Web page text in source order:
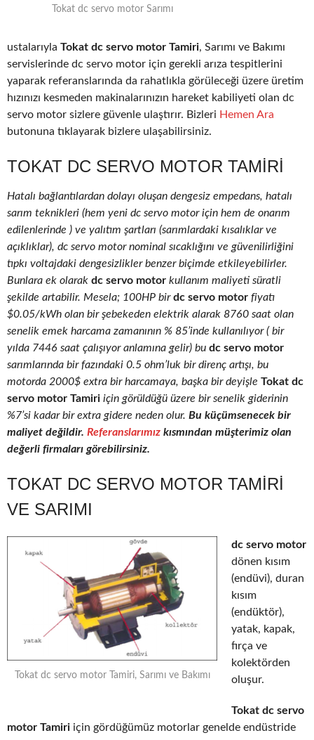
Tokat dc servo motor Sarımı
ustalarıyla Tokat dc servo motor Tamiri, Sarımı ve Bakımı
servislerinde dc servo motor için gerekli arıza tespitlerini
yaparak referanslarında da rahatlıkla görüleceği üzere üretim
hızınızı kesmeden makinalarınızın hareket kabiliyeti olan dc
servo motor sizlere güvenle ulaştırır. Bizleri Hemen Ara
butonuna tıklayarak bizlere ulaşabilirsiniz.
TOKAT DC SERVO MOTOR TAMIRI
Hatalı bağlantılardan dolayı oluşan dengesiz empedans, hatalı
sarım teknikleri (hem yeni dc servo motor için hem de onarım
edilenlerinde ) ve yalıtım şartları (sarımlardaki kısalıklar ve
açıklıklar), dc servo motor nominal sıcaklığını ve güvenilirliğini
tıpkı voltajdaki dengesizlikler benzer biçimde etkileyebilirler.
Bunlara ek olarak dc servo motor kullanım maliyeti süratli
şekilde artabilir. Mesela; 100HP birdc servo motor fiyatı
$0.05/kWh olan bir şebekeden elektrik alarak 8760 saat olan
senelik emek harcama zamanının % 85’inde kullanılıyor ( bir
yılda 7446 saat çalışıyor anlamına gelir) bu dc servo motor
sarımlarında bir fazındaki 0.5 ohm’luk bir direnç artışı, bu
motorda 2000$ extra bir harcamaya, başka bir deyişle Tokat dc
servo motor Tamiri için görüldüğü üzere bir senelik giderinin
%7’si kadar bir extra gidere neden olur. Bu küçümsenecek bir
maliyet değildir. Referanslarımız kısmından müşterimiz olan
değerli firmaları görebilirsiniz.
TOKAT DC SERVO MOTOR TAMIRI
VE SARIMI
Tokat dc servo motor Tamiri, Sarımı ve Bakımı
dc servo motor
dönen kısım
(endüvi), duran
kısım
(endüktör),
yatak, kapak,
fırça ve
kolektörden
oluşur.
Tokat dc servo
motor Tamiri için gördüğümüz motorlar genelde endüstride